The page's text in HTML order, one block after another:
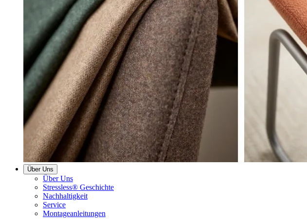
Über Uns
Über Uns
Stressless® Geschichte
Nachhaltigkeit
Service
Montageanleitungen